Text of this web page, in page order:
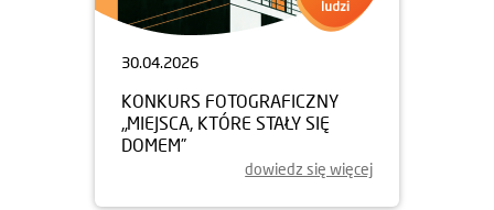
30.04.2026
KONKURS FOTOGRAFICZNY
„MIEJSCA, KTÓRE STAŁY SIĘ
DOMEM”
dowiedz się więcej